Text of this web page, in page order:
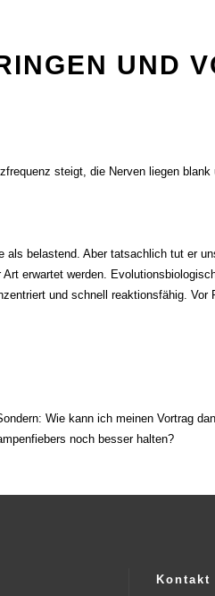
UND
steigt, die Nerven liegen
belastend. Aber tatsachlich tut er
erwartet werden.
und schnell reaktionsfähig.
Wie kann ich meinen Vortrag
noch besser halten?
Kontakt